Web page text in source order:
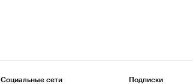
Социальные сети Подписки